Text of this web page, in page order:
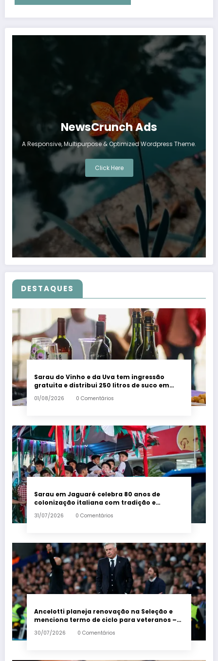
NewsCrunch Ads
A Responsive, Multipurpose & Optimized Wordpress Theme.
Click Here
DESTAQUES
Sarau do Vinho e da Uva tem ingressão
gratuita e distribui 250 litros de suco em
Santa Teresa – Em Dia ES
01/08/2026 0 Comentários
Sarau em Jaguaré celebra 80 anos de
colonização italiana com tradição e
trambolhão da polenta – Em Dia ES
31/07/2026 0 Comentários
Ancelotti planeja renovação na Seleção e
menciona termo de ciclo para veteranos –
Em Dia ES
30/07/2026 0 Comentários